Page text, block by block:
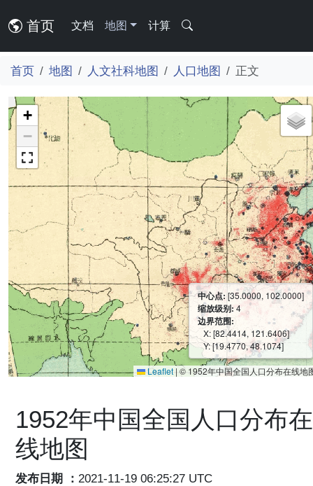
首页 文档 地图 计算
首页 地图 人文社科地图 人口地图 正文
+
−
中心点: [35.0000, 102.0000]
缩放级别: 4
边界范围:
X: [82.4414, 121.6406]
Y: [19.4770, 48.1074]
Leaflet | © 1952年中国全国人口分布在线地
1952年中国全国人口分布在
线地图
发布日期 ： 2021-11-19 06:25:27 UTC